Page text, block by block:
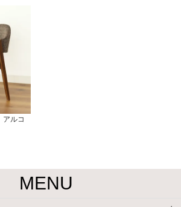
アルコ
MENU